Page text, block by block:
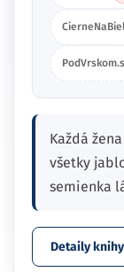
Každá
všetky
semienka
Detaily knihy